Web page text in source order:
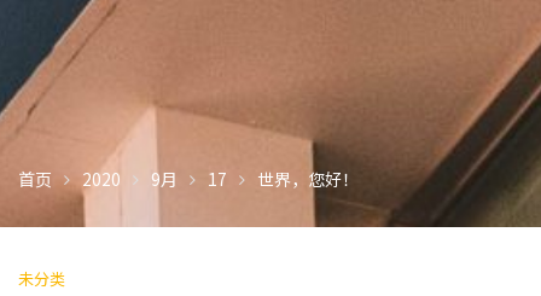
首页 2020 9月 17 世界，您好！
未分类